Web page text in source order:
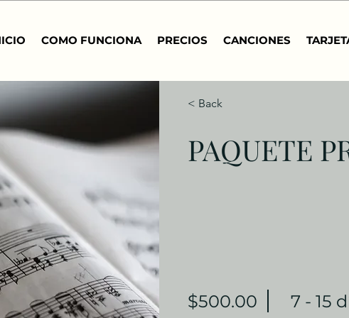
COMO FUNCIONA PRECIOS CANCIONES
< Back
PAQUETE
$500.00 7 - 15